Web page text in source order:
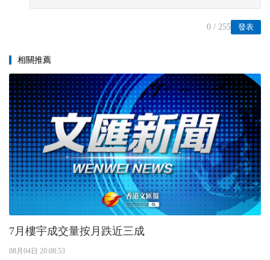
發表
0 / 255
相關推薦
7月樓宇成交量按月跌近三成
08月04日 20:08:53